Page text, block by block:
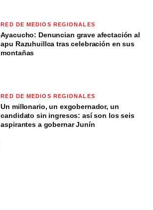
RED DE MEDIOS REGIONALES
Ayacucho: Denuncian grave afectación al
apu Razuhuillca tras celebración en sus
montañas
RED DE MEDIOS REGIONALES
Un millonario, un exgobernador, un
candidato sin ingresos: así son los seis
aspirantes a gobernar Junín